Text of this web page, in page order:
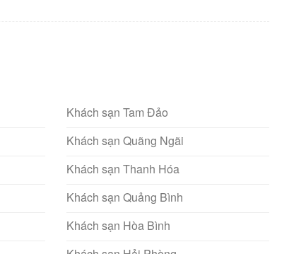
Khách sạn Tam Đảo
Khách sạn Quãng Ngãi
Khách sạn Thanh Hóa
Khách sạn Quảng Bình
Khách sạn Hòa Bình